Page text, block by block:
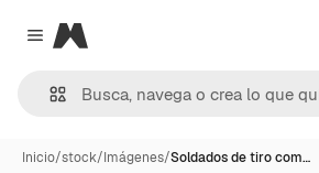
Close menu
Magnific
Inicio/stock/Imágenes/Soldados de tiro com…